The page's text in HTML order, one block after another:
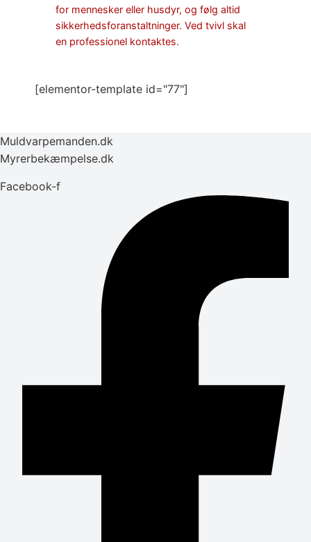
for mennesker eller husdyr, og følg altid
sikkerhedsforanstaltninger. Ved tvivl skal
en professionel kontaktes.
[elementor-template id="77"]
Muldvarpemanden.dk
Myrerbekæmpelse.dk
Facebook-f